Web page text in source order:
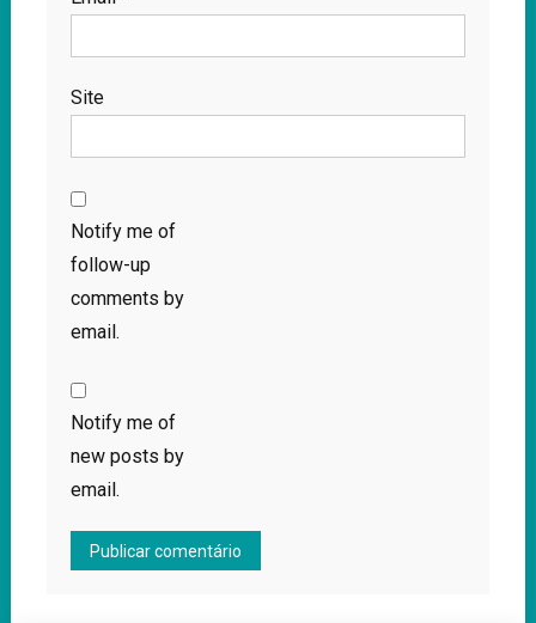
Site
Notify me of
follow-up
comments by
email.
Notify me of
new posts by
email.